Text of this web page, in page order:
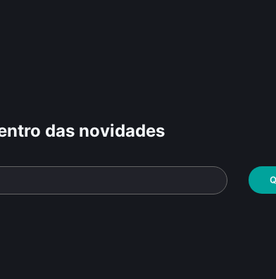
das novidades